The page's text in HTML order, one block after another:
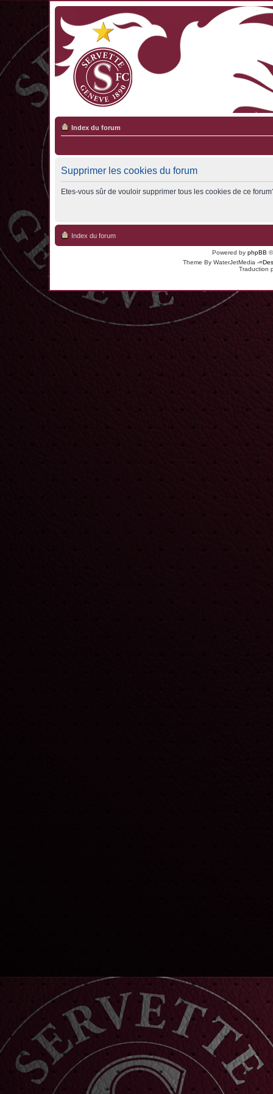
Index du forum
Supprimer les cookies du forum
Etes-vous sûr de vouloir supprimer tous les cookies de ce
Index du forum
Powered by phpBB
Theme By WaterJetMedia -
Traduction